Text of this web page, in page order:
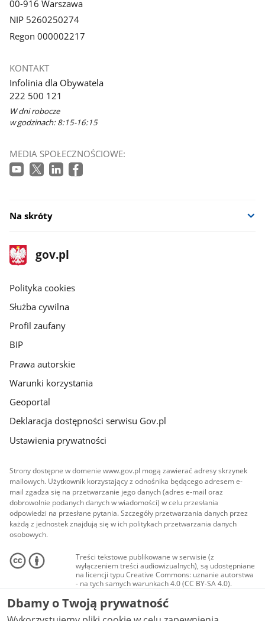
00-916 Warszawa
NIP 5260250274
Regon 000002217
KONTAKT
Infolinia dla Obywatela
222 500 121
W dni robocze
w godzinach: 8:15-16:15
MEDIA SPOŁECZNOŚCIOWE:
Na skróty
stopka
gov.pl
Strona
gov.pl
gov.pl
Polityka cookies
Służba cywilna
Profil zaufany
BIP
Prawa autorskie
Warunki korzystania
Geoportal
Deklaracja dostępności serwisu Gov.pl
Ustawienia prywatności
Strony dostępne w domenie www.gov.pl mogą zawierać adresy skrzynek
mailowych. Użytkownik korzystający z odnośnika będącego adresem e-
mail zgadza się na przetwarzanie jego danych (adres e-mail oraz
dobrowolnie podanych danych w wiadomości) w celu przesłania
odpowiedzi na przesłane pytania. Szczegóły przetwarzania danych przez
każdą z jednostek znajdują się w ich politykach przetwarzania danych
osobowych.
Treści tekstowe publikowane w serwisie (z
wyłączeniem treści audiowizualnych), są udostępniane
na licencji typu Creative Commons: uznanie autorstwa
- na tych samych warunkach 4.0 (CC BY-SA 4.0).
Materiały audiowizualne, w tym zdjęcia, materiały
audio i wideo, są udostępniane na licencji typu
Creative Commons: uznanie autorstwa użycie
niekomercyjne - bez utworów zależnych 4.0 (CC BY-
Dbamy o Twoją prywatność